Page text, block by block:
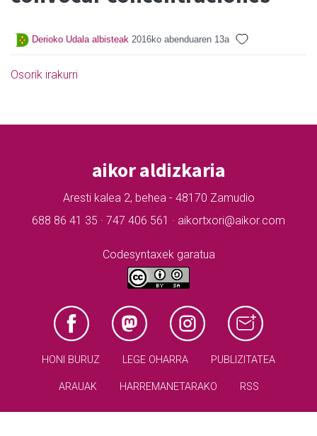
Derioko Udala albisteak 2016ko abenduaren 13a
Osorik irakurri
aikor aldizkaria
Aresti kalea 2, behea - 48170 Zamudio
688 86 41 35 · 747 406 561 · aikortxori@aikor.com
Codesyntaxek garatua
HONI BURUZ LEGE OHARRA PUBLIZITATEA
ARAUAK HARREMANETARAKO RSS